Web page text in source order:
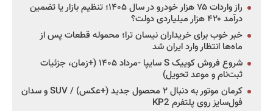
راز واردات ۷۵ هزار خودرو در سال ۱۴۰۵؛ تنظیم بازار یا تضمین
درآمد ۴۲۰ هزار میلیاردی دولت؟
خبر خوب برای خریداران نیسان ترا؛ محموله قطعات پس از
ماه‌ها انتظار وارد ایران شد
شروع فروش کوییک S سایپا -مرداد ۱۴۰۵ (+زمان، جزئیات
ثبت‌نام و موعد تحویل)
کرمان موتور به دنبال ۲ محصول جدید (+عکس) / SUV و سدان
فول‌سایز روی پلتفرم KP2